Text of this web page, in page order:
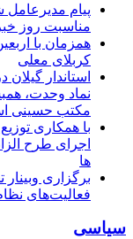
پیام
مناسبت روز
همزمان با
کربلای معلی
استاندار
نماد وحدت،
مکتب حسینی
با همکاری
اجرای طرح
ها
برگزاری
فعالیت‌های
سیاسی